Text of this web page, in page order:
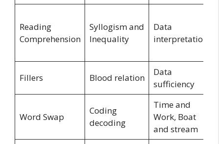
Reading
Comprehension
Syllogism and
Inequality
Data
interpretation
Fillers Blood relation
Data
sufficiency
Word Swap
Coding
decoding
Time and
Work, Boat
and stream